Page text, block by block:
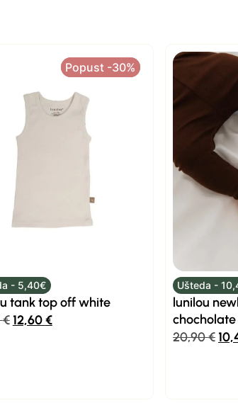
Popust -30%
Popust -30%
- 5,40€
tank top off white
€12,60€
Ušteda -
lunilou
20,90€